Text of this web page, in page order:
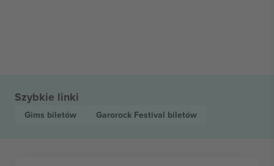
Szybkie linki
Gims biletów Garorock Festival biletów